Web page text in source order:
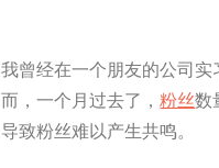
我曾经在一个朋友的公司
而，一个月过去了，粉丝数
导致粉丝难以产生共鸣。